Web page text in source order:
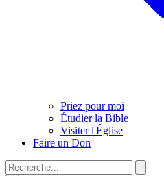
Priez pour moi
Étudier la Bible
Visiter l'Église
Faire un Don